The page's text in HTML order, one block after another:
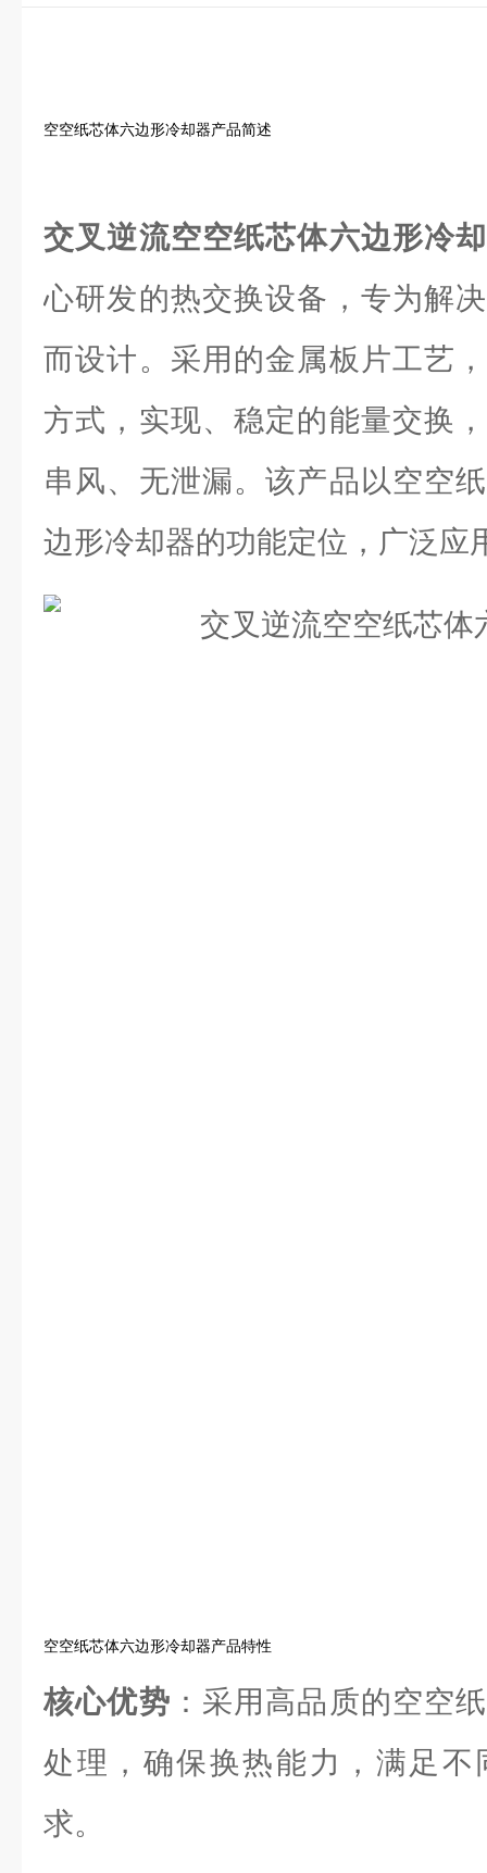
空空纸芯体六边形冷却器产品简述
交叉逆流空空纸芯体六边形冷
心研发的热交换设备，专为解
而设计。采用的金属板片工艺
方式，实现、稳定的能量交换
串风、无泄漏。该产品以空空
边形冷却器的功能定位，广泛应
空空纸芯体六边形冷却器产品特性
核心优势 ：采用高品质的空空
处理，确保换热能力，满足不
求。